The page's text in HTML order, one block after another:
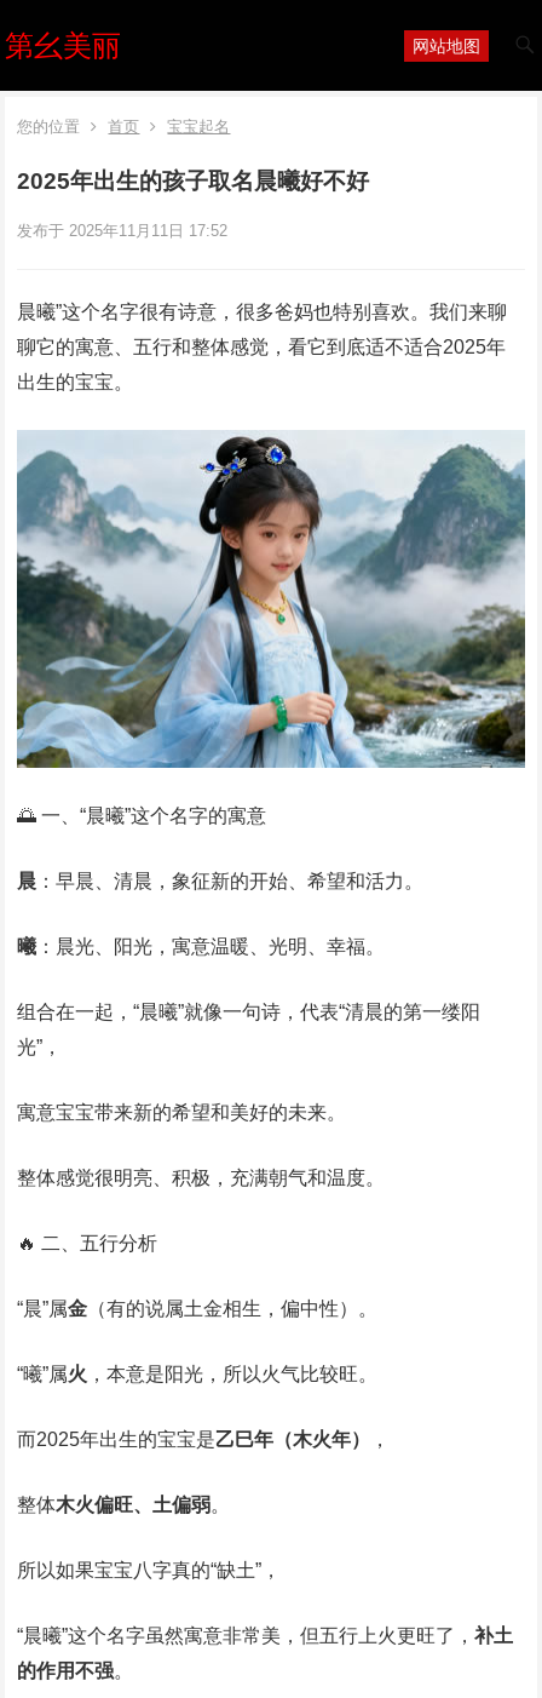
第幺美丽 网站地图
您的位置 首页 宝宝起名
2025年出生的孩子取名晨曦好不好
发布于 2025年11月11日 17:52
晨曦”这个名字很有诗意，很多爸妈也特别喜欢。我们来聊
聊它的寓意、五行和整体感觉，看它到底适不适合2025年
出生的宝宝。
🌅 一、“晨曦”这个名字的寓意
晨 ：早晨、清晨，象征新的开始、希望和活力。
曦 ：晨光、阳光，寓意温暖、光明、幸福。
组合在一起，“晨曦”就像一句诗，代表“清晨的第一缕阳
光”，
寓意宝宝带来新的希望和美好的未来。
整体感觉很明亮、积极，充满朝气和温度。
🔥 二、五行分析
“晨”属金 （有的说属土金相生，偏中性）。
“曦”属火 ，本意是阳光，所以火气比较旺。
而2025年出生的宝宝是乙巳年（木火年） ，
整体木火偏旺、土偏弱。
所以如果宝宝八字真的“缺土”，
“晨曦”这个名字虽然寓意非常美，但五行上火更旺了，补土
的作用不强。